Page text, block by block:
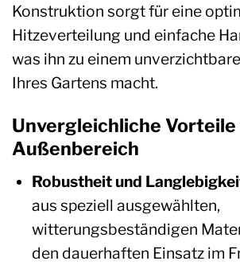
Konstruktion sorgt für eine
Hitzeverteilung und einfache
was ihn zu einem
Ihres Gartens macht.
Unvergleichliche
Außenbereich
Robustheit und
aus speziell ausgewählten,
witterungsbeständigen
den dauerhaften Einsatz im